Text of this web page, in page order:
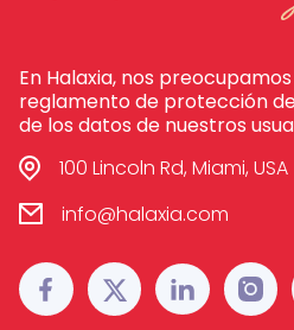
En Halaxia, nos
reglamento de protección
de los datos de nuestros
100 Lincoln Rd, Miami, USA
info@halaxia.com